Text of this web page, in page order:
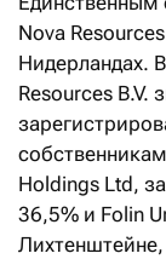
Nova
Нидерландах.
Resources B.V.
Holdings Ltd,
36,5% и Folin